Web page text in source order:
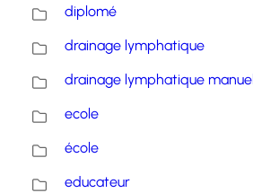
diplomé
drainage lymphatique
drainage lymphatique manuel
ecole
école
educateur